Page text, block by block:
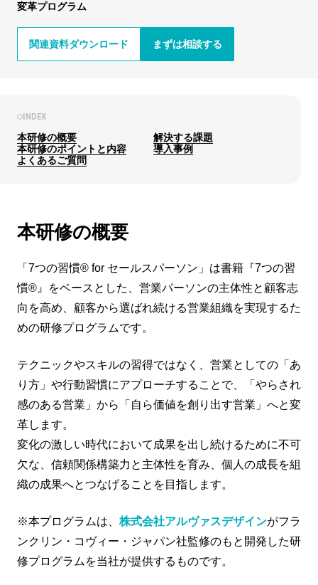
変革プログラム
関連資料ダウンロード まずは相談する
INDEX
本研修の概要
解決する課題
本研修のポイントと内容
導入事例
よくあるご質問
本研修の概要
「7つの習慣® for セールスパーソン」は書籍『7つの習
慣®』をベースとした、営業パーソンの主体性と顧客志
向を高め、顧客から選ばれ続ける営業組織を実現するた
めの研修プログラムです。
テクニックやスキルの習得ではなく、営業としての「あ
り方」や行動習慣にアプローチすることで、「やらされ
感のある営業」から「自ら価値を創り出す営業」へと変
革します。
変化の激しい時代において成果を出し続けるために不可
欠な、信頼関係構築力と主体性を育み、個人の成長を組
織の成果へとつなげることを目指します。
※本プログラムは、 株式会社アルヴァスデザインがフラ
ンクリン・コヴィー・ジャパン社監修のもと開発した研
修プログラムを当社が提供するものです。